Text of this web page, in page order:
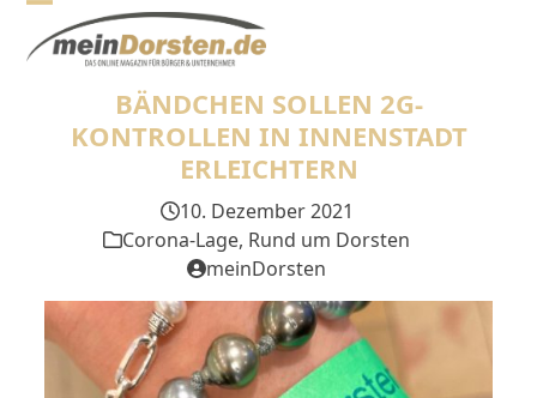
Skip Open
mobile
Close
mobile
BÄNDCHEN SOLLEN 2G-
KONTROLLEN IN INNENSTADT
ERLEICHTERN
10. Dezember 2021
Corona-Lage, Rund um Dorsten
meinDorsten